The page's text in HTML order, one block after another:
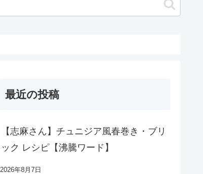
最近の投稿
【志麻さん】チュニジア風春巻き・ブリ
ック レシピ【沸騰ワード】
2026年8月7日